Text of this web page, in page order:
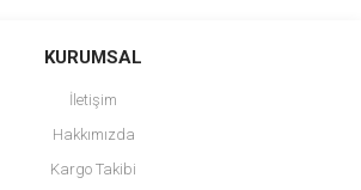
Bu ürüne ilk yorumu siz yapın!
bozuk veya görüntülenemiyor.
eksik bilgiler bulunuyor.
KURUMSAL
İletişim
Hakkımızda
Kargo Takibi